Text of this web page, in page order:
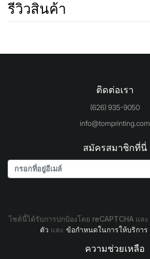
รีวิวสินค้า
ติดต่อเรา
(626) 935-9050
info@tomprinting.com
สมัครสมาชิกที่นี่
ไซต์นี้ได้รับการปกป้องโดย reCAPTCHA และ
ตัว และ ข้อกำหนดในการให้บริการ
ความช่วยเหลือ